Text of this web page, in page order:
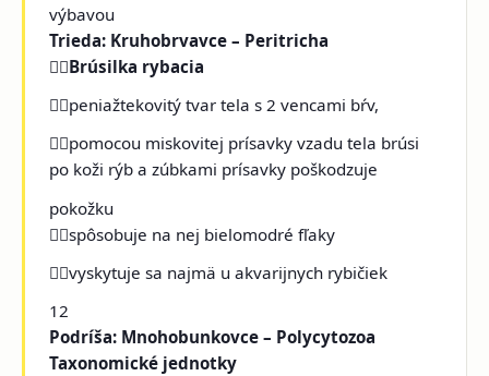
výbavou
Trieda: Kruhobrvavce – Peritricha
Brúsilka rybacia
peniažtekovitý tvar tela s 2 vencami bŕv,
pomocou miskovitej prísavky vzadu tela brúsi
po koži rýb a zúbkami prísavky poškodzuje
pokožku
spôsobuje na nej bielomodré fľaky
vyskytuje sa najmä u akvarijnych rybičiek
12
Podríša: Mnohobunkovce – Polycytozoa
Taxonomické jednotky